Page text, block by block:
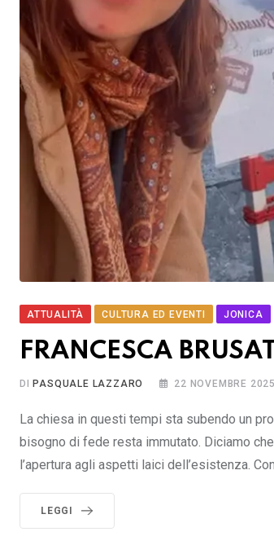
ATTUALITÀ CULTURA ED EVENTI JONICA
FRANCESCA
DI PASQUALE LAZZARO 22 NOVEMBRE 2025
La chiesa in questi tempi sta subendo un
bisogno di fede resta immutato. Diciamo
l’apertura agli aspetti laici dell’esistenza.
LEGGI